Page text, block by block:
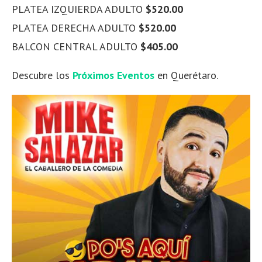
PLATEA IZQUIERDA ADULTO $520.00
PLATEA DERECHA ADULTO $520.00
BALCON CENTRAL ADULTO $405.00
Descubre los Próximos Eventos en Querétaro.